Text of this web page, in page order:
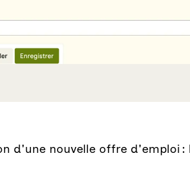
nouvelle offre d'emploi :